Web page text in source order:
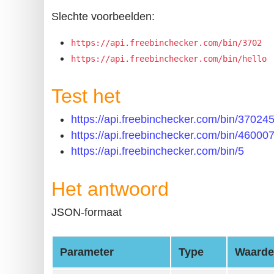
IP
Lookup
IP
Checker
Validator
Slechte voorbeelden:
https://api.freebinchecker.com/bin/3702
https://api.freebinchecker.com/bin/hello
Test het
https://api.freebinchecker.com/bin/370245
https://api.freebinchecker.com/bin/
https://api.freebinchecker.com/bin/5
Het antwoord
JSON-formaat
Parameter Type Waarde